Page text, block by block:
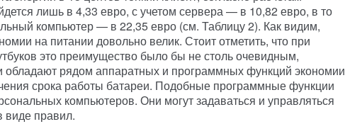
лишь в 4,33 евро, с учетом сервера — в 10,82 евро, в то
компьютер — в 22,35 евро (см. Таблицу 2). Как видим,
на питании довольно велик. Стоит отметить, что при
это преимущество было бы не столь очевидным,
обладают рядом аппаратных и программных функций экономии
срока работы батареи. Подобные программные функции
компьютеров. Они могут задаваться и управляться
виде правил.